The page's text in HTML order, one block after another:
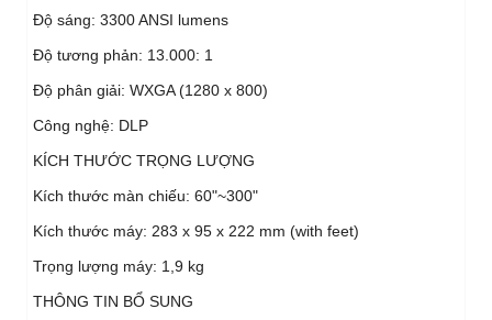
Độ sáng: 3300 ANSI lumens
Độ tương phản: 13.000: 1
Độ phân giải: WXGA (1280 x 800)‎
Công nghệ: DLP
KÍCH THƯỚC TRỌNG LƯỢNG
Kích thước màn chiếu: 60"~300"‎
Kích thước máy: 283 x 95 x 222 mm (with feet)
Trọng lượng máy: 1,9 kg
THÔNG TIN BỔ SUNG